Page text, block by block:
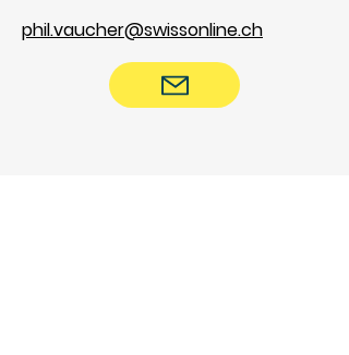
phil.vaucher@swissonline.ch